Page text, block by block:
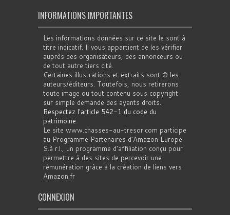
INFORMATIONS IMPORTANTES
Les informations données sur ce site le sont à
titre indicatif. Il vous appartient de les vérifier
auprès des organisateurs, des annonceurs ou
de tout autre tiers cité.
Certaines illustrations et extraits sont © les
auteurs/éditeurs. Toutefois, nous retirerons
toute image ou tout contenu sous copyright
sur simple demande des ayants droits.
Respectez l'article 542-1 du code du
patrimoine.
Le site www.chasses-au-tresor.com participe
au Programme Partenaires d’Amazon Europe
S.à r.l., un programme d’affiliation conçu pour
permettre à des sites de percevoir une
rémunération grâce à la création de liens vers
Amazon.fr
CONNEXION